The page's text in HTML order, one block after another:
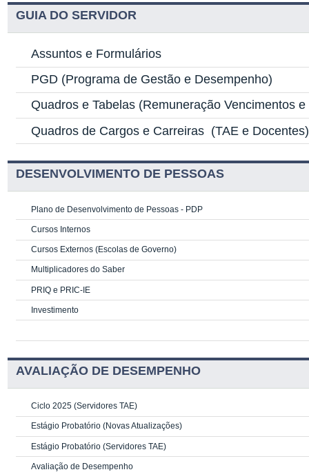
GUIA DO SERVIDOR
Assuntos e Formulários
PGD (Programa de Gestão e Desempenho)
Quadros e Tabelas (Remuneração Vencimentos
Quadros de Cargos e Carreiras (TAE e Docentes)
DESENVOLVIMENTO DE PESSOAS
Plano de Desenvolvimento de Pessoas - PDP
Cursos Internos
Cursos Externos (Escolas de Governo)
Multiplicadores do Saber
PRIQ e PRIC-IE
Investimento
AVALIAÇÃO DE DESEMPENHO
Ciclo 2025 (Servidores TAE)
Estágio Probatório (Novas Atualizações)
Estágio Probatório (Servidores TAE)
Avaliação de Desempenho